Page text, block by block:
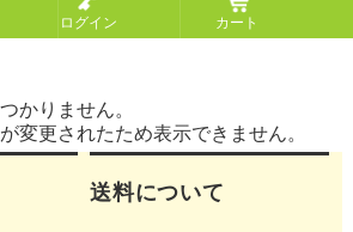
ログイン カート
かりません。
変更されたため表示できません。
送料について